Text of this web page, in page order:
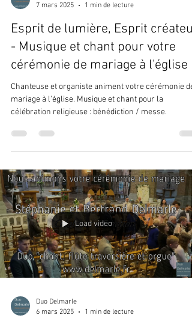
7 mars 2025
1 min de lecture
Esprit de lumière, Esprit créateur
- Musique et chant pour votre
cérémonie de mariage à l'église
Chanteuse et organiste animent votre cérémonie de
mariage à l'église. Musique et chant pour la
célébration religieuse : bénédiction / messe.
Load video
Duo Delmarle
6 mars 2025
1 min de lecture